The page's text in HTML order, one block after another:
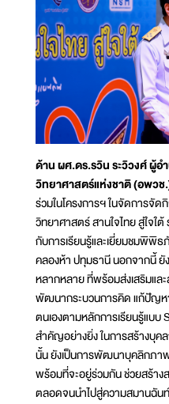
ด้าน ผศ.ดร.รวิน ระวิวงศ์ ผู้
วิทยาศาสตร์แห่งชาติ (อพวช
ร่วมในโครงการฯ ในจัดการจัด
วิทยาศาสตร์ สานใจไทย สู่ใจใ
กับการเรียนรู้และเยี่ยมชมพิพิ
คลองห้า ปทุมธานี นอกจากนี้
หลากหลาย ที่พร้อมส่งเสริมและ
พัฒนากระบวนการคิด แก้ปัญห
ตนเองตามหลักการเรียนรู้แบบ
สำคัญอย่างยิ่ง ในการสร้างบุค
นั้น ยังเป็นการพัฒนาบุคลิกภา
พร้อมที่จะอยู่ร่วมกัน ช่วยสร้า
ตลอดจนนำไปสู่ความสมานฉัน